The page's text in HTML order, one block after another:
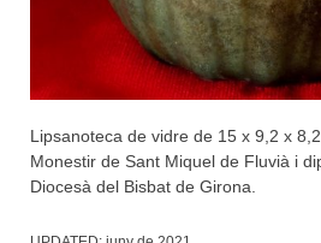
Lipsanoteca de vidre de 15 x 9,2 x
Monestir de Sant Miquel de Fluvià i
Diocesà del Bisbat de Girona.